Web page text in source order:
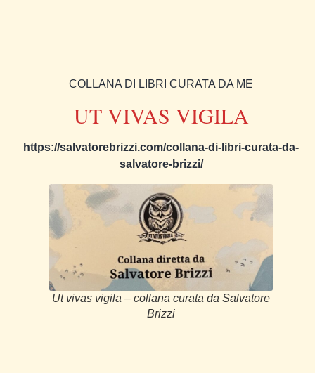
COLLANA DI LIBRI CURATA DA ME
UT VIVAS VIGILA
https://salvatorebrizzi.com/collana-di-libri-curata-da-
salvatore-brizzi/
Ut vivas vigila – collana curata da Salvatore
Brizzi